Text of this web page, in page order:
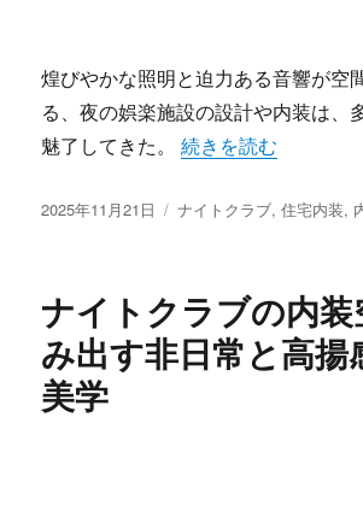
煌びやかな照明と迫力ある音響が空
る、夜の娯楽施設の設計や内装は、
魅了してきた。“輝く空間創造と進
続きを読む
投
2025年11月21日
カ
ー
ナイトクラブ,住宅内装,
ナイトクラブの内
み出す非日常と高揚
美学